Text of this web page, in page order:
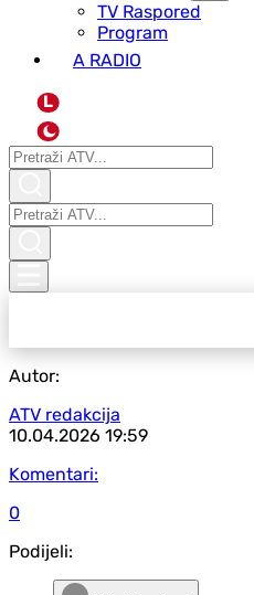
ТV Raspored
Program
A RADIO
L
Autor:
ATV redakcija
10.04.2026 19:59
Komentari:
0
Podijeli: